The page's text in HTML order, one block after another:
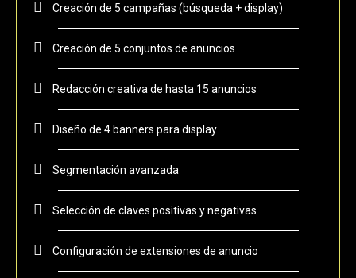
Creación de 5 campañas (búsqueda + display)
Creación de 5 conjuntos de anuncios
Redacción creativa de hasta 15 anuncios
Diseño de 4 banners para display
Segmentación avanzada
Selección de claves positivas y negativas
Configuración de extensiones de anuncio